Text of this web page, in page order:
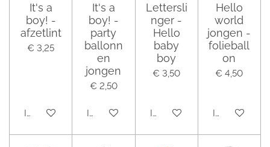
It's a
boy! -
afzetlint
€ 3,25
In winkelwagen
It's a
boy! -
party
ballonn
en
jongen
€ 2,50
In winkelwagen
Lettersli
nger -
Hello
baby
boy
€ 3,50
In winkelwagen
Hello
world
jongen -
folieball
on
€ 4,50
In